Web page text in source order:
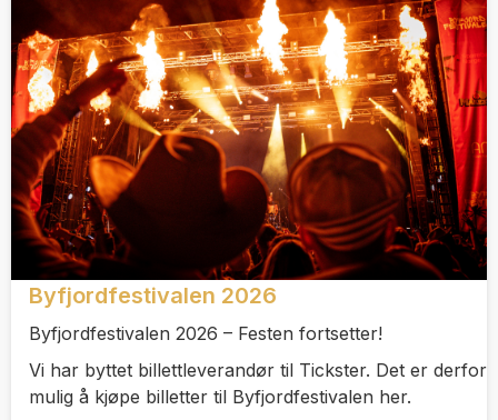
Byfjordfestivalen 2026
Byfjordfestivalen 2026 – Festen fortsetter!
Vi har byttet billettleverandør til Tickster. Det er derfor
mulig å kjøpe billetter til Byfjordfestivalen her.